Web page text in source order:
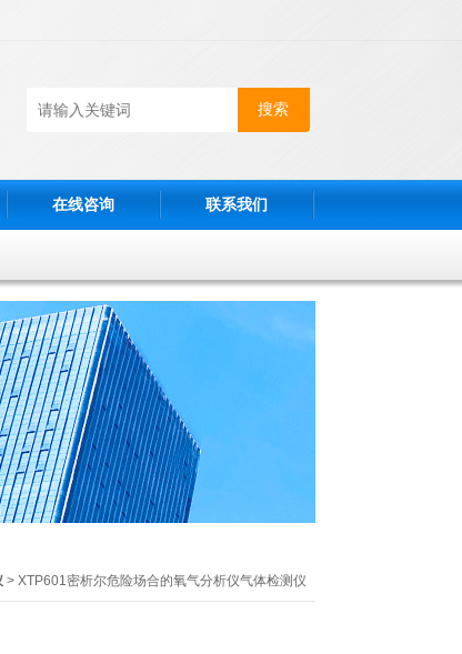
在线咨询 联系我们
> XTP601密析尔危险场合的氧气分析仪气体检测仪